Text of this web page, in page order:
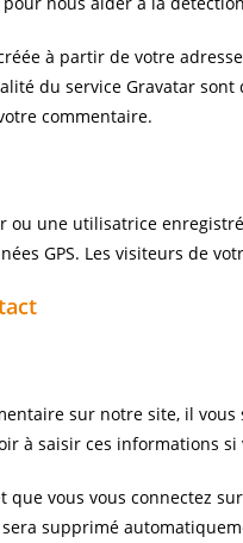
à partir de votre
du service Gravatar
commentaire.
ou une utilisatrice
GPS. Les visiteurs de
sur notre site, il
à saisir ces informations
que vous vous connectez
supprimé